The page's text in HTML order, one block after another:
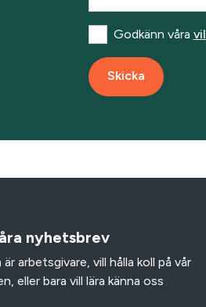
Godkänn våra
Skicka
nyhetsbrev
arbetsgivare, vill hålla koll på vår
eller bara vill lära känna oss